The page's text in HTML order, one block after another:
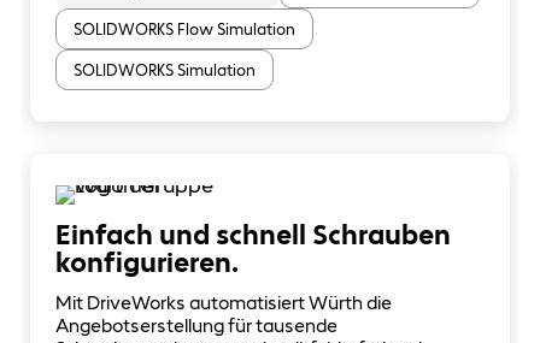
SOLIDWORKS Flow Simulation
SOLIDWORKS Simulation
Einfach und schnell Schrauben
konfigurieren.
Mit DriveWorks automatisiert Würth die
Angebotserstellung für tausende